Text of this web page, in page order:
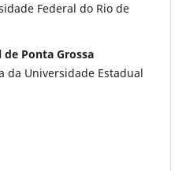
Federal do Rio de
Ponta Grossa
da Universidade Estadual